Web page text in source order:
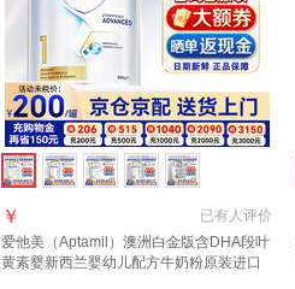
已有人评价
￥
爱他美（Aptamil）澳洲白金版含DHA段叶
黄素婴新西兰婴幼儿配方牛奶粉原装进口